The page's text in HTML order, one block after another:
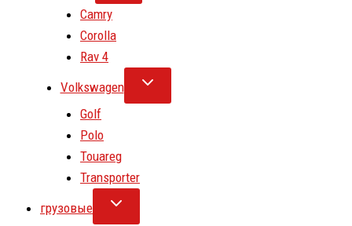
Camry
Corolla
Rav 4
Volkswagen
Golf
Polo
Touareg
Transporter
грузовые